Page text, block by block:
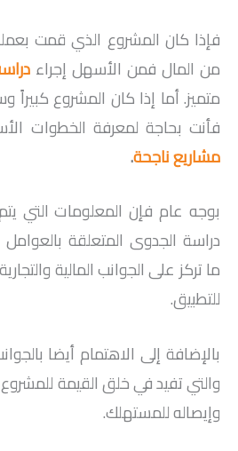
فإذا كان المشروع الذي قمت
من المال فمن الأسهل إجراء
متميز. أما إذا كان المشروع كبيراً
فأنت بحاجة لمعرفة الخطوات
مشاريع ناجحة.
بوجه عام فإن المعلومات التي
دراسة الجدوى المتعلقة بالعوامل
ما تركز على الجوانب المالية
للتطبيق.
بالإضافة إلى الاهتمام أيضا
والتي تفيد في خلق القيمة
وإيصاله للمستهلك.